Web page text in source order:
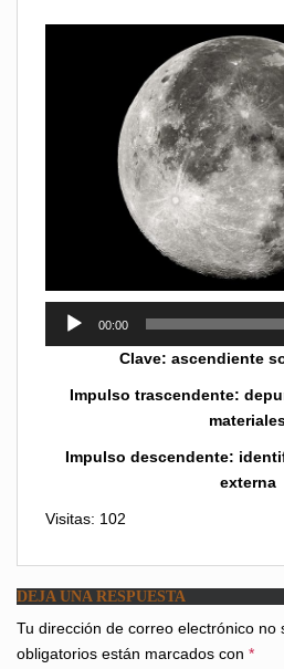
Reproductor
00:00
Clave: ascendiente
Impulso trascendente:
Impulso descendente:
externa
Visitas: 102
DEJA UNA RESPUESTA
Tu dirección de correo electrónico no
obligatorios están marcados con *